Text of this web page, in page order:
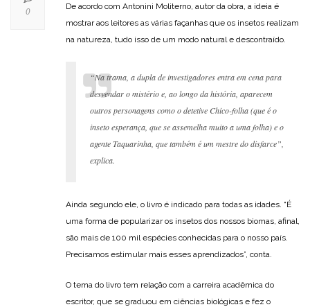
De acordo com Antonini Moliterno, autor da obra, a ideia é
mostrar aos leitores as várias façanhas que os insetos realizam
na natureza, tudo isso de um modo natural e descontraído.
“Na trama, a dupla de investigadores entra em cena para
desvendar o mistério e, ao longo da história, aparecem
outros personagens como o detetive Chico-folha (que é o
inseto esperança, que se assemelha muito a uma folha) e o
agente Taquarinha, que também é um mestre do disfarce”,
explica.
Ainda segundo ele, o livro é indicado para todas as idades. “É
uma forma de popularizar os insetos dos nossos biomas, afinal,
são mais de 100 mil espécies conhecidas para o nosso país.
Precisamos estimular mais esses aprendizados”, conta.
O tema do livro tem relação com a carreira acadêmica do
escritor, que se graduou em ciências biológicas e fez o
0